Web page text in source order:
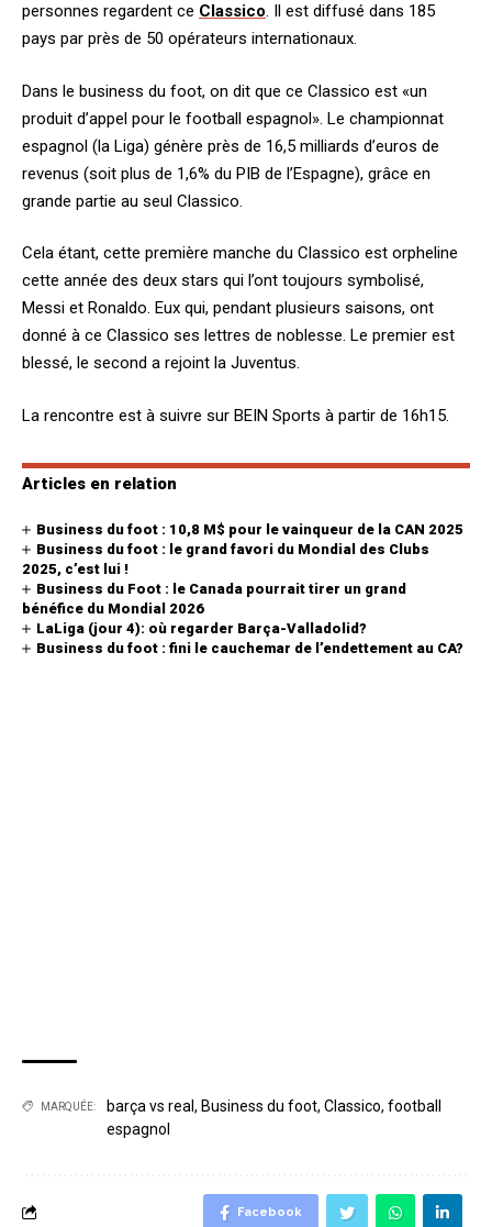
personnes regardent ce Classico. Il est diffusé dans 185
pays par près de 50 opérateurs internationaux.
Dans le business du foot, on dit que ce Classico est «un
produit d’appel pour le football espagnol». Le championnat
espagnol (la Liga) génère près de 16,5 milliards d’euros de
revenus (soit plus de 1,6% du PIB de l’Espagne), grâce en
grande partie au seul Classico.
Cela étant, cette première manche du Classico est orpheline
cette année des deux stars qui l’ont toujours symbolisé,
Messi et Ronaldo. Eux qui, pendant plusieurs saisons, ont
donné à ce Classico ses lettres de noblesse. Le premier est
blessé, le second a rejoint la Juventus.
La rencontre est à suivre sur BEIN Sports à partir de 16h15.
Articles en relation
Business du foot : 10,8 M$ pour le vainqueur de la CAN 2025
Business du foot : le grand favori du Mondial des Clubs
2025, c’est lui !
Business du Foot : le Canada pourrait tirer un grand
bénéfice du Mondial 2026
LaLiga (jour 4): où regarder Barça-Valladolid?
Business du foot : fini le cauchemar de l’endettement au CA?
MARQUÉE: barça vs real, Business du foot, Classico, football
espagnol
Facebook